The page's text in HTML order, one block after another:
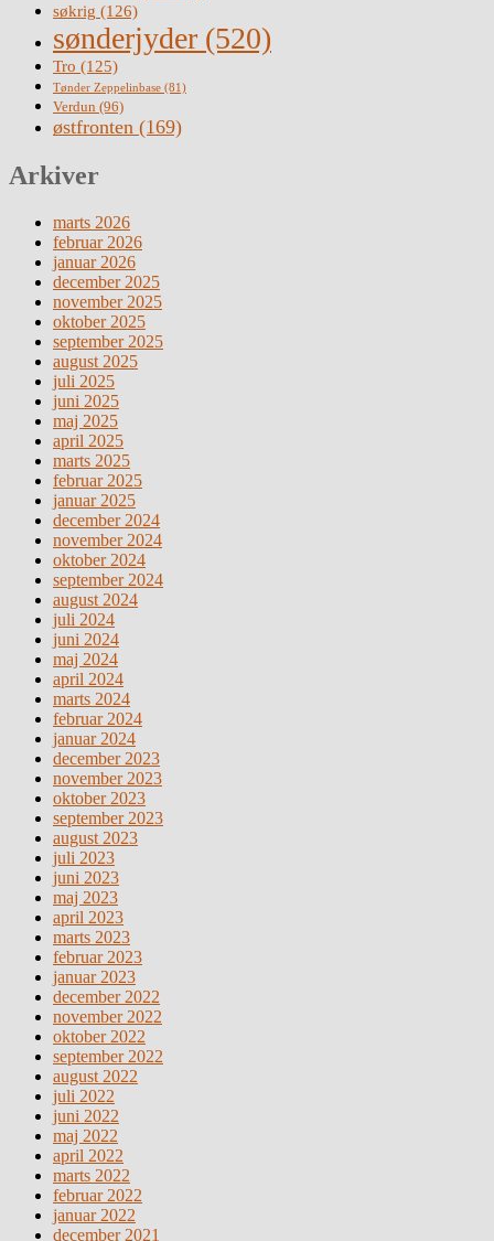
søkrig (126)
sønderjyder (520)
Tro (125)
Tønder Zeppelinbase (81)
Verdun (96)
østfronten (169)
Arkiver
marts 2026
februar 2026
januar 2026
december 2025
november 2025
oktober 2025
september 2025
august 2025
juli 2025
juni 2025
maj 2025
april 2025
marts 2025
februar 2025
januar 2025
december 2024
november 2024
oktober 2024
september 2024
august 2024
juli 2024
juni 2024
maj 2024
april 2024
marts 2024
februar 2024
januar 2024
december 2023
november 2023
oktober 2023
september 2023
august 2023
juli 2023
juni 2023
maj 2023
april 2023
marts 2023
februar 2023
januar 2023
december 2022
november 2022
oktober 2022
september 2022
august 2022
juli 2022
juni 2022
maj 2022
april 2022
marts 2022
februar 2022
januar 2022
december 2021